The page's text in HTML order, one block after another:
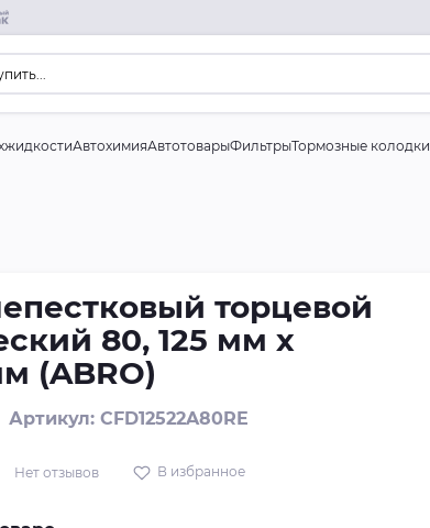
АвтохимияАвтотоварыФильтрыТормозные колодки
торцевой
80, 125 мм х
(ABRO)
Артикул: CFD12522A80RE
Нет отзывов В избранное